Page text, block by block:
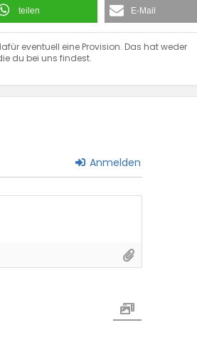
teilen E-Mail
eventuell eine Provision. Das hat weder
du bei uns findest.
Anmelden